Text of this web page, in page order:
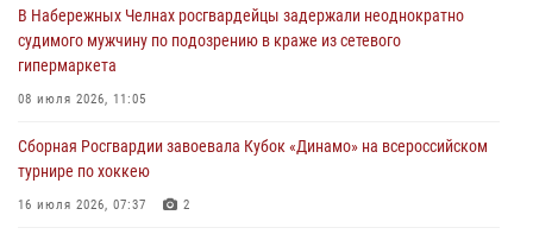
23 июля 2026, 06:47
В Казани Росгвардия приняла участие в обеспечении безопасности
крестного хода и освящения храма
В Набережных Челнах росгвардейцы задержали неоднократно
судимого мужчину по подозрению в краже из сетевого
гипермаркета
08 июля 2026, 11:05
Сборная Росгвардии завоевала Кубок «Динамо» на всероссийском
турнире по хоккею
16 июля 2026, 07:37 2